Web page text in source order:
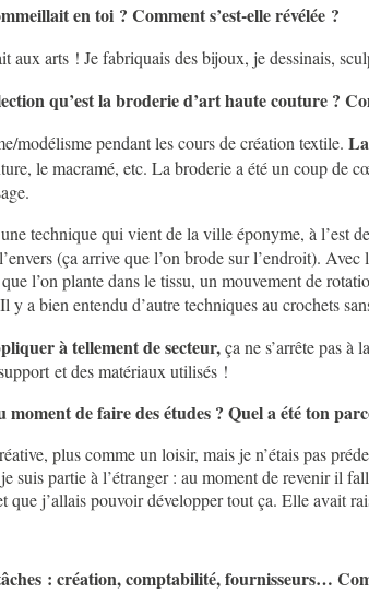
en toi ? Comment s’est-elle révélée ?
aux arts ! Je fabriquais des bijoux, je dessinais,
qu’est la broderie d’art haute couture ?
modélisme pendant les cours de création textile.
le macramé, etc. La broderie a été un coup de
technique qui vient de la ville éponyme, à l’est
(ça arrive que l’on brode sur l’endroit).
l’on plante dans le tissu, un mouvement de
y a bien entendu d’autre techniques au crochets
à tellement de secteur,ça ne s’arrête pas à
et des matériaux utilisés !
de faire des études ? Quel a été ton
plus comme un loisir, mais je n’étais pas
suis partie à l’étranger : au moment de revenir il
que j’allais pouvoir développer tout ça. Elle avait
: création, comptabilité, fournisseurs…